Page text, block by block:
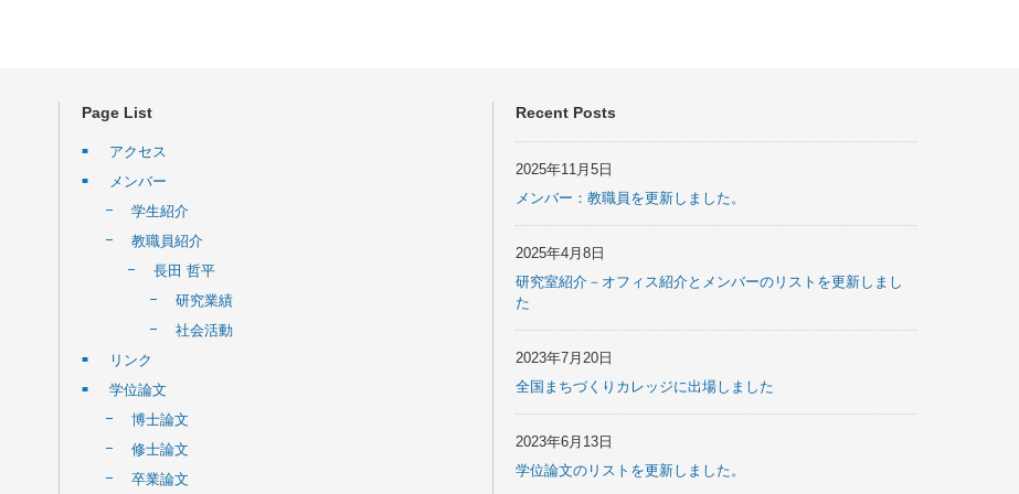
Page List
アクセス
メンバー
学生紹介
教職員紹介
長田 哲平
研究業績
社会活動
リンク
学位論文
博士論文
修士論文
卒業論文
Recent Posts
2025年11月5日
メンバー：教職員を更新しました。
2025年4月8日
研究室紹介－オフィス紹介とメンバーのリストを更新しまし
た
2023年7月20日
全国まちづくりカレッジに出場しました
2023年6月13日
学位論文のリストを更新しました。